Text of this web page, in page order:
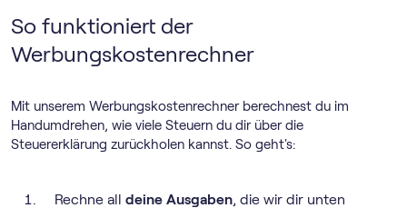
So funktioniert der
Werbungskostenrechner
Mit unserem Werbungskostenrechner berechnest du im
Handumdrehen, wie viele Steuern du dir über die
Steuererklärung zurückholen kannst. So geht's:
Rechne all deine Ausgaben, die wir dir unten